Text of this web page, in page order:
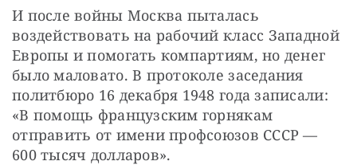
И после войны Москва пыталась
воздействовать на рабочий класс Западной
Европы и помогать компартиям, но денег
было маловато. В протоколе заседания
политбюро 16 декабря 1948 года записали:
«В помощь французским горнякам
отправить от имени профсоюзов СССР —
600 тысяч долларов».